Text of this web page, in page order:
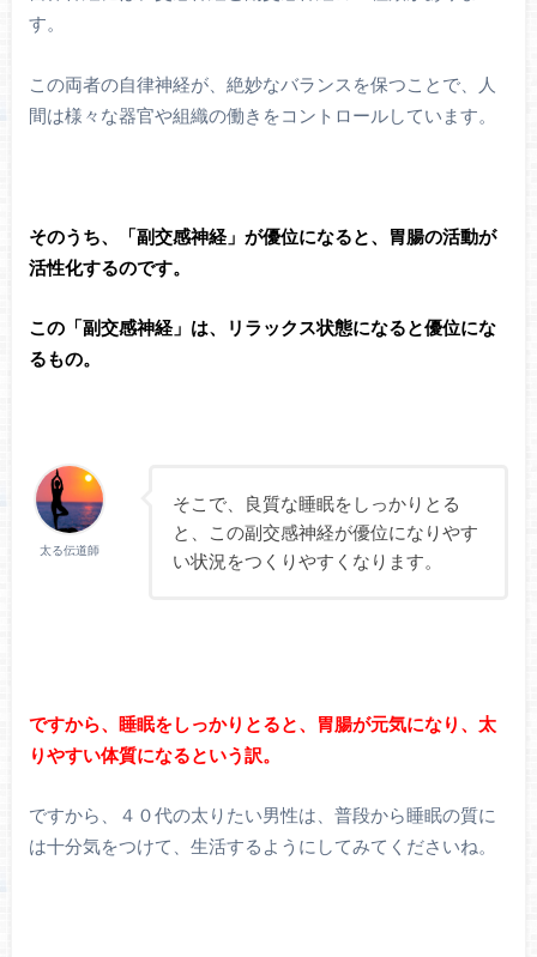
す。
この両者の自律神経が、絶妙なバランスを保つことで、人
間は様々な器官や組織の働きをコントロールしています。
そのうち、「副交感神経」が優位になると、胃腸の活動が
活性化するのです。
この「副交感神経」は、リラックス状態になると優位にな
るもの。
太る伝道師
そこで、良質な睡眠をしっかりとる
と、この副交感神経が優位になりやす
い状況をつくりやすくなります。
ですから、睡眠をしっかりとると、胃腸が元気になり、太
りやすい体質になるという訳。
ですから、４０代の太りたい男性は、普段から睡眠の質に
は十分気をつけて、生活するようにしてみてくださいね。